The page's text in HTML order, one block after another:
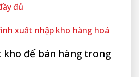
đủ
xuất nhập kho hàng hoá
để bán hàng trong